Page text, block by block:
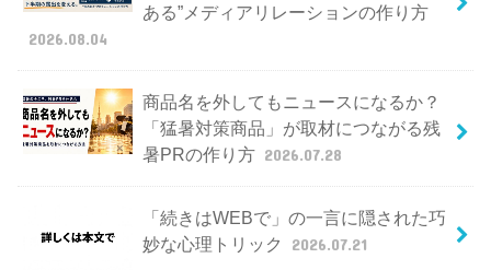
ある”メディアリレーションの作り方
2026.08.04
商品名を外してもニュースになるか？
「猛暑対策商品」が取材につながる残
暑PRの作り方 2026.07.28
「続きはWEBで」の一言に隠された巧
妙な心理トリック
2026.07.21